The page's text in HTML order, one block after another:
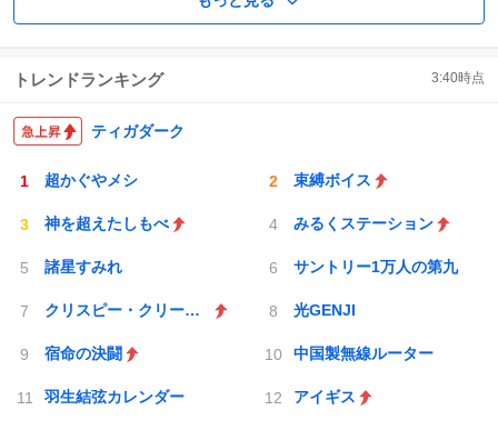
トレンドランキング 3:40時点
ティガダーク
超かぐやメシ 束縛ボイス
神を超えたしもべ みるくステーション
諸星すみれ サントリー1万人の第九
クリスピー・クリーム・ドーナツ 光GENJI
宿命の決闘 中国製無線ルーター
羽生結弦カレンダー アイギス